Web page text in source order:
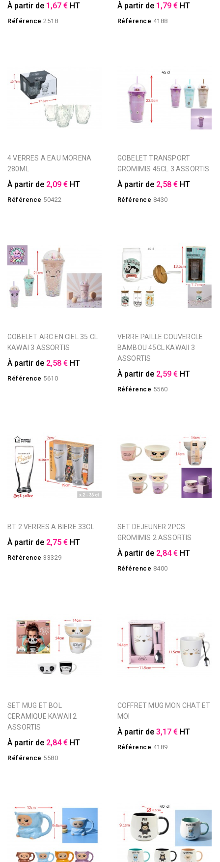
À partir de 1,67 € HT
Référence 2518
À partir de 1,79 € HT
Référence 4188
4 VERRES A EAU MORENA
280ML
À partir de 2,09 € HT
Référence 50422
GOBELET TRANSPORT
GROMIMIS 45CL 3 ASSORTIS
À partir de 2,58 € HT
Référence 8430
GOBELET ARC EN CIEL 35 CL
KAWAI 3 ASSORTIS
À partir de 2,58 € HT
Référence 5610
VERRE PAILLE COUVERCLE
BAMBOU 45CL KAWAII 3
ASSORTIS
À partir de 2,59 € HT
Référence 5560
BT 2 VERRES A BIERE 33CL
À partir de 2,75 € HT
Référence 33329
SET DEJEUNER 2PCS
GROMIMIS 2 ASSORTIS
À partir de 2,84 € HT
Référence 8400
SET MUG ET BOL
CERAMIQUE KAWAII 2
ASSORTIS
À partir de 2,84 € HT
Référence 5580
COFFRET MUG MON CHAT ET
MOI
À partir de 3,17 € HT
Référence 4189